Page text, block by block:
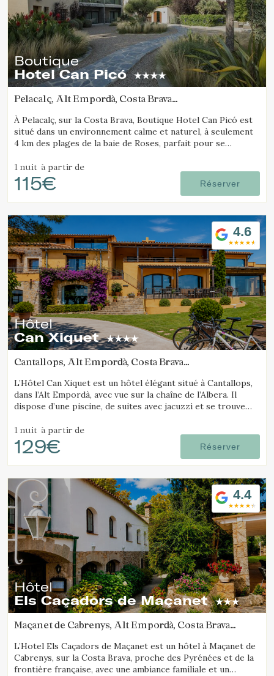
Boutique
Hotel Can Picó
Pelacalç, Alt Empordà, Costa Brava
À Pelacalç, sur la Costa Brava, Boutique Hotel Can Picó est
situé dans un environnement calme et naturel, à seulement
4 km des plages de la baie de Roses, parfait pour se
1 nuit à partir de
115€ Réserver
4.6
Hôtel
Can Xiquet
Cantallops, Alt Empordà, Costa Brava
L’Hôtel Can Xiquet est un hôtel élégant situé à Cantallops,
dans l’Alt Empordà, avec vue sur la chaîne de l’Albera. Il
dispose d’une piscine, de suites avec jacuzzi et se trouve
1 nuit à partir de
129€ Réserver
4.4
Hôtel
Els Caçadors de Maçanet
Maçanet de Cabrenys, Alt Empordà, Costa Brava
L’Hotel Els Caçadors de Maçanet est un hôtel à Maçanet de
Cabrenys, sur la Costa Brava, proche des Pyrénées et de la
frontière française, avec une ambiance familiale et un